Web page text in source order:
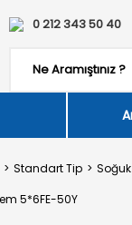
0 212 343 50 40
Standart Tip